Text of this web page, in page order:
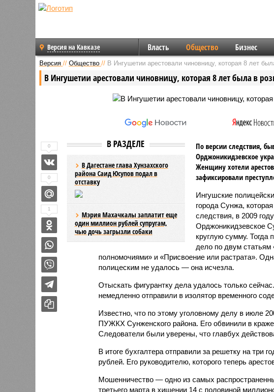
Версия на Кавказе Власть Общество Бизнес
Версия // Общество // В Ингушетии арестовали чиновницу, которая 8 лет
В Ингушетии арестовали чиновницу, которая 8 лет была в
В РАЗДЕЛЕ
В Дагестане глава Хунзахского
района Саид Юсупов подал в
отставку
Мэрия Махачкалы заплатит еще
один миллион рублей супругам,
чью дочь загрызли собаки
По версии следствия,
Орджоникидзевское
Женщину хотели
зафиксировали
Ингушские
города Сунжа,
следствия, в 2009
Орджоникидзевское
круглую сумму. Тогда
дело по двум
полномочиями» и «Присвоение или растрата».
полицеским не удалось — она исчезла.
Отыскать фигурантку дела удалось только
немедленно отправили в изолятор временного
Известно, что по этому уголовному делу в июле
ПУЖКХ Сунженского района. Его обвинили в
Следователи были уверены, что главбух
В итоге бухгалтера отправили за решетку на три
рублей. Его руководителю, которого теперь
Мошенничество — одно из самых
третьего марта в хищении 14 с половиной
0
0
1